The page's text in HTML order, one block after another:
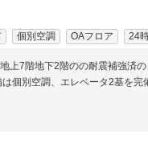
個別空調 OAフロア 24
7階地下2階のの耐震補強済
個別空調、エレベータ2基を完